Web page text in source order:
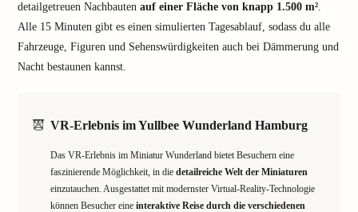
detailgetreuen Nachbauten auf einer Fläche von knapp 1.500 m².
Alle 15 Minuten gibt es einen simulierten Tagesablauf, sodass du alle
Fahrzeuge, Figuren und Sehenswürdigkeiten auch bei Dämmerung und
Nacht bestaunen kannst.
VR-Erlebnis im Yullbee Wunderland Hamburg
Das VR-Erlebnis im Miniatur Wunderland bietet Besuchern eine
faszinierende Möglichkeit, in die detailreiche Welt der Miniaturen
einzutauchen. Ausgestattet mit modernster Virtual-Reality-Technologie
können Besucher eine interaktive Reise durch die verschiedenen